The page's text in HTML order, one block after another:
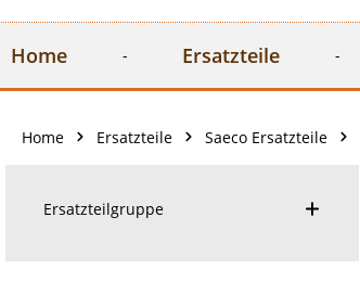
Home Ersatzteile
Home Ersatzteile Saeco Ersatzteile
Ersatzteilgruppe